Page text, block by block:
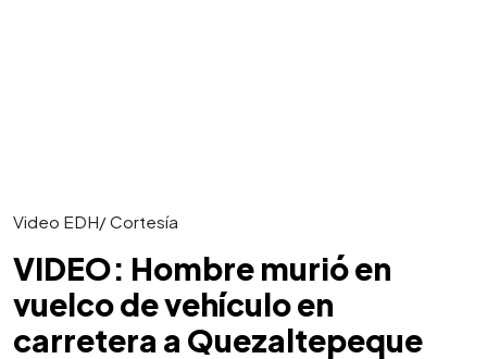
Video EDH/ Cortesía
VIDEO: Hombre murió en
vuelco de vehículo en
carretera a Quezaltepeque